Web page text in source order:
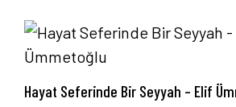
Hayat Seferinde Bir Seyyah – Elif